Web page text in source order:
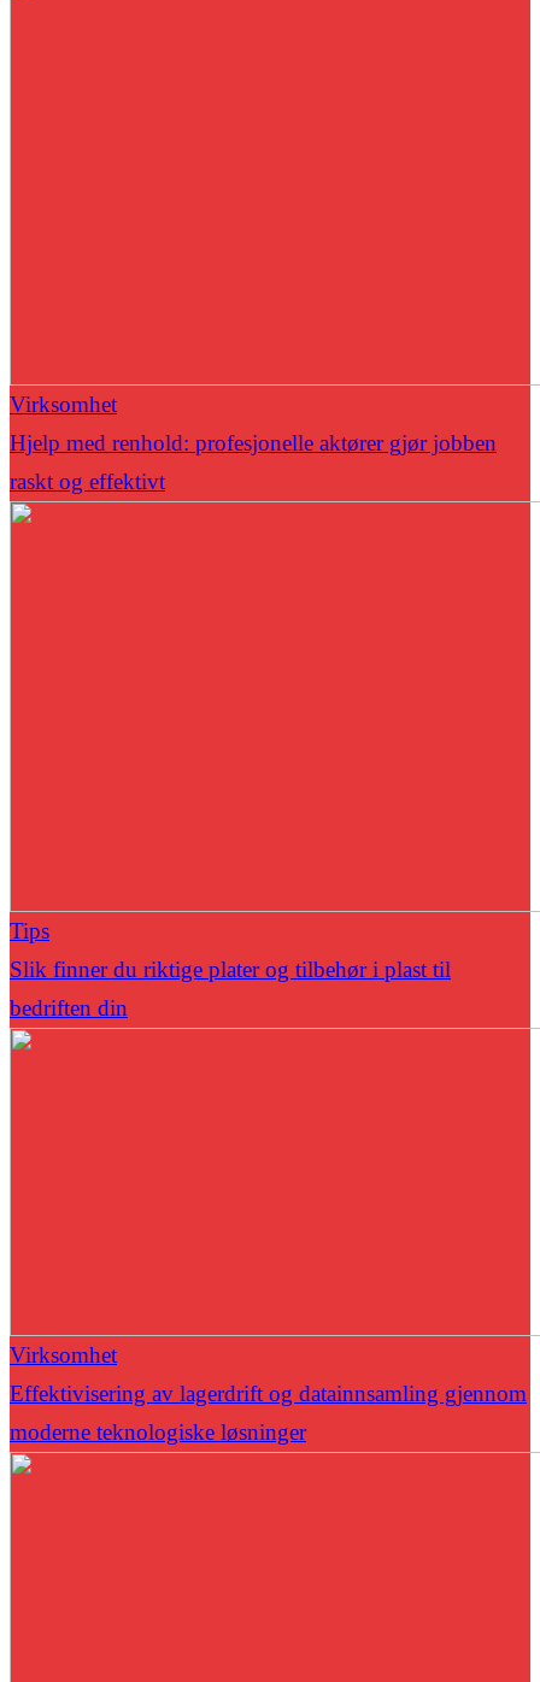
Virksomhet
Hjelp med renhold: profesjonelle aktører gjør jobben
raskt og effektivt
Tips
Slik finner du riktige plater og tilbehør i plast til
bedriften din
Virksomhet
Effektivisering av lagerdrift og datainnsamling gjennom
moderne teknologiske løsninger